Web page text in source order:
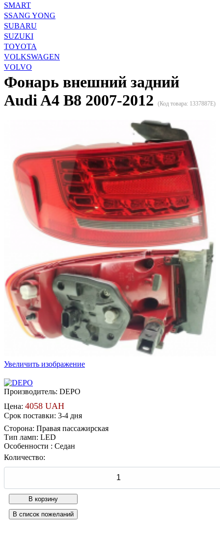
SMART
SSANG YONG
SUBARU
SUZUKI
TOYOTA
VOLKSWAGEN
VOLVO
Фонарь внешний задний
Audi A4 B8 2007-2012
(Код товара: 1337887E)
Увеличить изображение
Производитель: DEPO
Цена: 4058 UAH
Срок поставки: 3-4 дня
Сторона: Правая пассажирская
Тип ламп: LED
Особенности : Седан
Количество: